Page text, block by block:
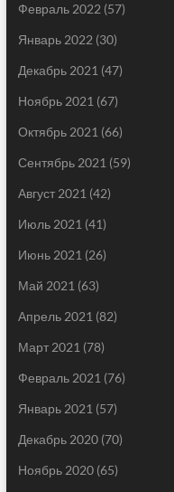
Февраль 2022 (57)
Январь 2022 (30)
Декабрь 2021 (47)
Ноябрь 2021 (67)
Октябрь 2021 (66)
Сентябрь 2021 (59)
Август 2021 (42)
Июль 2021 (41)
Июнь 2021 (26)
Май 2021 (63)
Апрель 2021 (82)
Март 2021 (78)
Февраль 2021 (76)
Январь 2021 (57)
Декабрь 2020(70)
Ноябрь 2020(65)